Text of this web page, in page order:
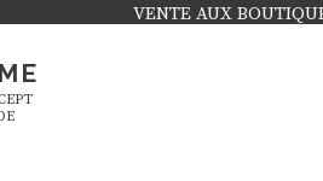
VENTE AUX